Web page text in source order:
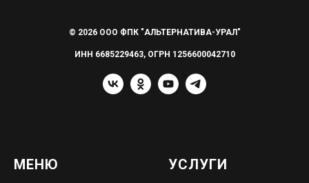
© 2026 ООО ФПК "АЛЬТЕРНАТИВА-УРАЛ"
ИНН 6685229463, ОГРН 1256600042710
МЕНЮ УСЛУГИ